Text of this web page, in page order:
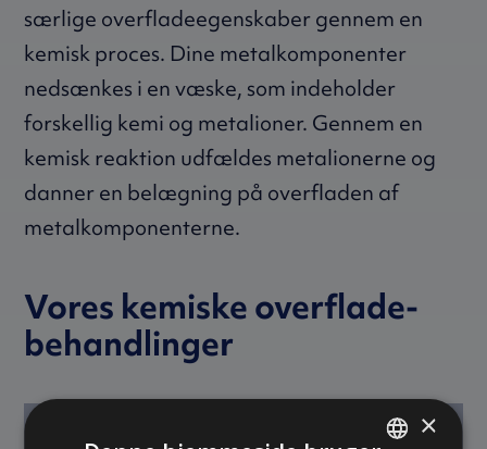
særlige overfladeegenskaber gennem en
kemisk proces. Dine metalkomponenter
nedsænkes i en væske, som indeholder
forskellig kemi og metalioner. Gennem en
kemisk reaktion udfældes metalionerne og
danner en belægning på overfladen af
metalkomponenterne.
Vores kemiske overflade­
behandlinger
×